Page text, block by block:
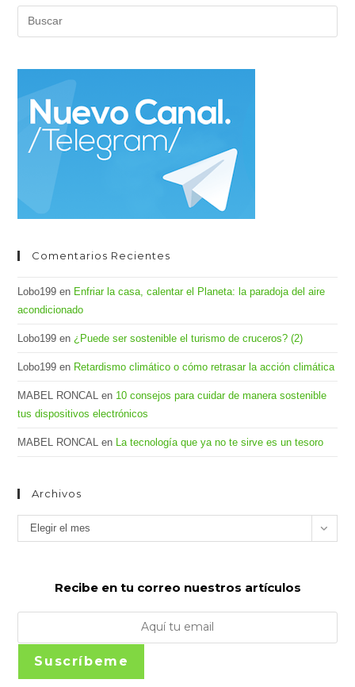
Comentarios Recientes
Lobo199 en Enfriar la casa, calentar el Planeta: la paradoja del aire
acondicionado
Lobo199 en ¿Puede ser sostenible el turismo de cruceros? (2)
Lobo199 en Retardismo climático o cómo retrasar la acción climática
MABEL RONCAL en 10 consejos para cuidar de manera sostenible
tus dispositivos electrónicos
MABEL RONCAL en La tecnología que ya no te sirve es un tesoro
Archivos
Archivos
Elegir el mes
Recibe en tu correo nuestros artículos
Suscríbeme